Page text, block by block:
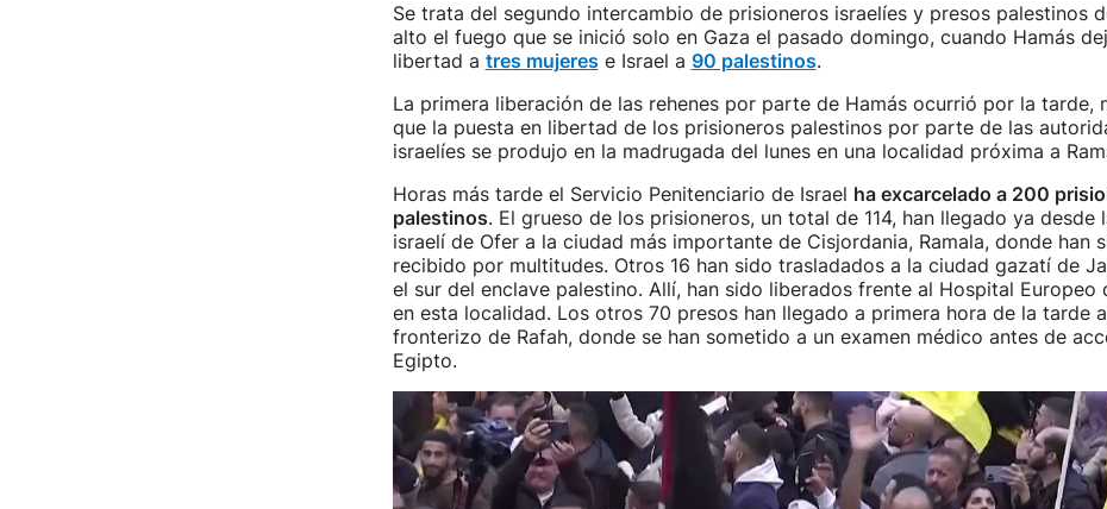
Se trata del segundo intercambio de prisioneros israelíes y presos palestinos
alto el fuego que se inició solo en Gaza el pasado domingo, cuando Hamás
libertad a tres mujerese Israel a 90 palestinos.
La primera liberación de las rehenes por parte de Hamás ocurrió por la tarde,
que la puesta en libertad de los prisioneros palestinos por parte de las
israelíes se produjo en la madrugada del lunes en una localidad próxima a
Horas más tarde el Servicio Penitenciario de Israel ha excarcelado a 200
palestinos. El grueso de los prisioneros, un total de 114, han llegado ya desde
israelí de Ofer a la ciudad más importante de Cisjordania, Ramala, donde han
recibido por multitudes. Otros 16 han sido trasladados a la ciudad gazatí de
el sur del enclave palestino. Allí, han sido liberados frente al Hospital Europeo
en esta localidad. Los otros 70 presos han llegado a primera hora de la tarde
fronterizo de Rafah, donde se han sometido a un examen médico antes de
Egipto.